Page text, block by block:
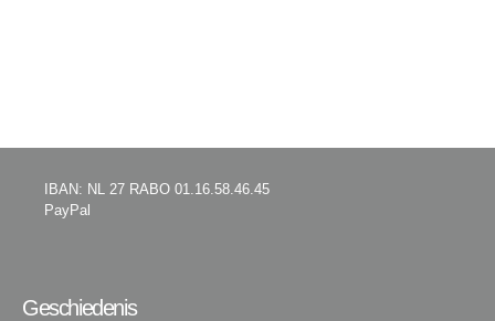
IBAN: NL 27 RABO 01.16.58.46.45
PayPal
Geschiedenis